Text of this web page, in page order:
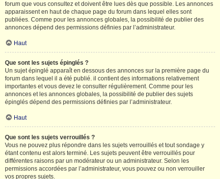
forum que vous consultez et doivent être lues dès que possible. Les annonces
apparaissent en haut de chaque page du forum dans lequel elles sont
publiées. Comme pour les annonces globales, la possibilité de publier des
annonces dépend des permissions définies par l’administrateur.
Haut
Que sont les sujets épinglés ?
Un sujet épinglé apparaît en dessous des annonces sur la première page du
forum dans lequel il a été publié. il contient des informations relativement
importantes et vous devez le consulter régulièrement. Comme pour les
annonces et les annonces globales, la possibilité de publier des sujets
épinglés dépend des permissions définies par l’administrateur.
Haut
Que sont les sujets verrouillés ?
Vous ne pouvez plus répondre dans les sujets verrouillés et tout sondage y
étant contenu est alors terminé. Les sujets peuvent être verrouillés pour
différentes raisons par un modérateur ou un administrateur. Selon les
permissions accordées par l’administrateur, vous pouvez ou non verrouiller
vos propres sujets.